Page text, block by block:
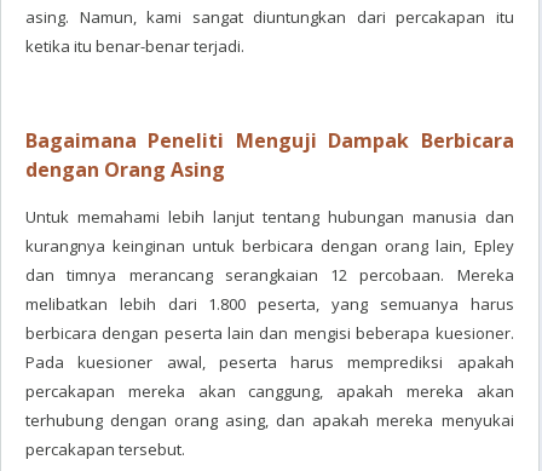
asing. Namun, kami sangat diuntungkan dari percakapan itu
ketika itu benar-benar terjadi.
Bagaimana Peneliti Menguji Dampak Berbicara
dengan Orang Asing
Untuk memahami lebih lanjut tentang hubungan manusia dan
kurangnya keinginan untuk berbicara dengan orang lain, Epley
dan timnya merancang serangkaian 12 percobaan. Mereka
melibatkan lebih dari 1.800 peserta, yang semuanya harus
berbicara dengan peserta lain dan mengisi beberapa kuesioner.
Pada kuesioner awal, peserta harus memprediksi apakah
percakapan mereka akan canggung, apakah mereka akan
terhubung dengan orang asing, dan apakah mereka menyukai
percakapan tersebut.